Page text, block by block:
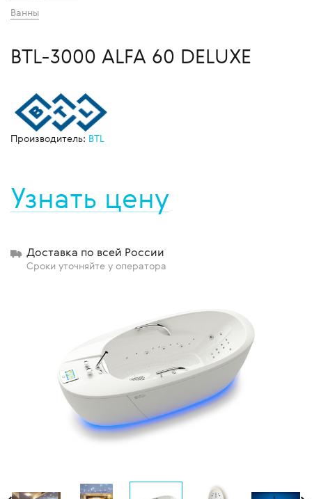
Ванны
BTL-3000 ALFA 60 DELUXE
Производитель: BTL
Узнать цену
Доставка по всей России
Сроки уточняйте у оператора